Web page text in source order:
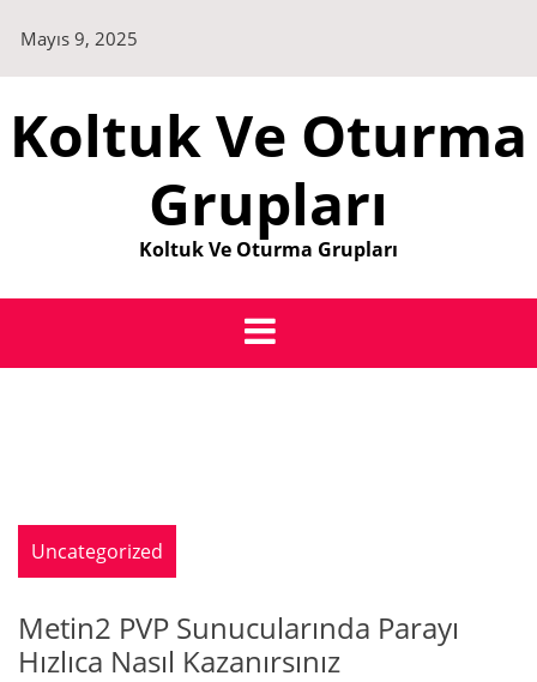
content
Mayıs 9, 2025
Koltuk Ve Oturma
Grupları
Koltuk Ve Oturma Grupları
Uncategorized
Metin2 PVP Sunucularında Parayı
Hızlıca Nasıl Kazanırsınız